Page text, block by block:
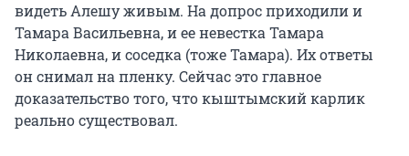
видеть Алешу живым. На допрос приходили и
Тамара Васильевна, и ее невестка Тамара
Николаевна, и соседка (тоже Тамара). Их ответы
он снимал на пленку. Сейчас это главное
доказательство того, что кыштымский карлик
реально существовал.